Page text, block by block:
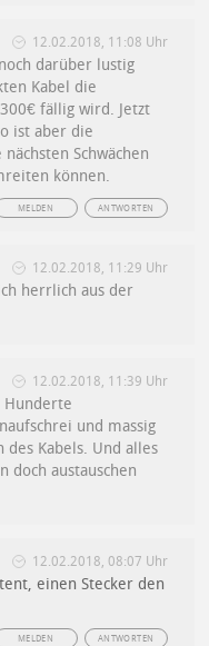
12.02.2018, 11:08 Uhr
darüber lustig
Kabel die
fällig wird. Jetzt
ist aber die
Schwächen
können.
ANTWORTEN
MELDEN
12.02.2018, 11:29 Uhr
herrlich aus der
12.02.2018, 11:39 Uhr
Hunderte
und massig
Kabels. Und alles
doch austauschen
12.02.2018, 08:07 Uhr
einen Stecker den
ANTWORTEN
MELDEN